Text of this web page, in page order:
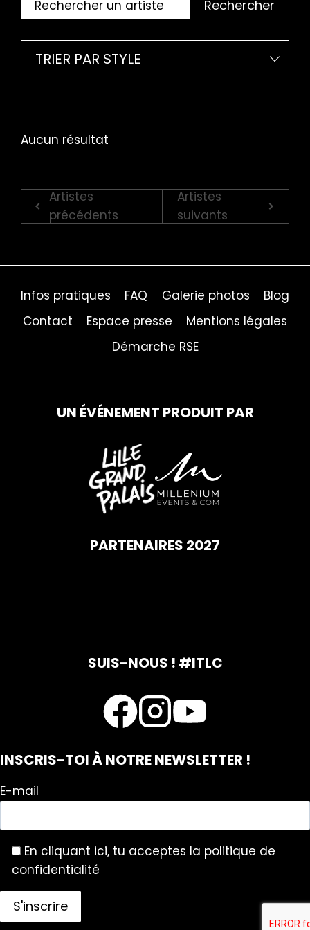
Rechercher
TRIER PAR STYLE
Aucun résultat
Artistes
précédents
Artistes
suivants
Infos pratiques FAQ Galerie photos
Blog
Contact
Espace presse
Mentions légales
Démarche RSE
UN ÉVÉNEMENT PRODUIT PAR
PARTENAIRES 2027
SUIS-NOUS ! #ITLC
INSCRIS-TOI À NOTRE NEWSLETTER !
E-mail
En cliquant ici, tu acceptes la politique de
confidentialité